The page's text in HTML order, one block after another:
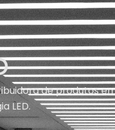
de produtos
LED.